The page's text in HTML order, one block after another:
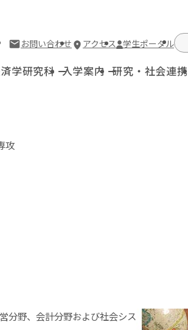
お問い合わせ アクセス 学生ポータル
学研究科 入学案内 研究・社会連携
攻
分野、会計分野および社会シス